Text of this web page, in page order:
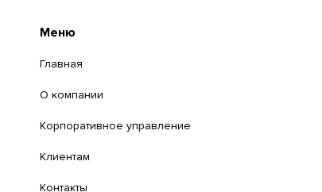
Меню
Главная
О компании
Корпоративное управление
Клиентам
Контакты